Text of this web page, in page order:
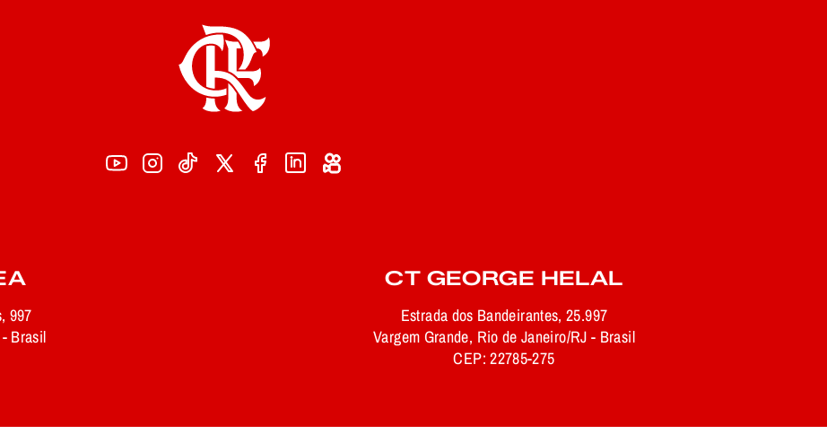
997
Brasil
CT GEORGE HELAL
Estrada dos Bandeirantes, 25.997
Vargem Grande, Rio de Janeiro/RJ - Brasil
CEP: 22785-275